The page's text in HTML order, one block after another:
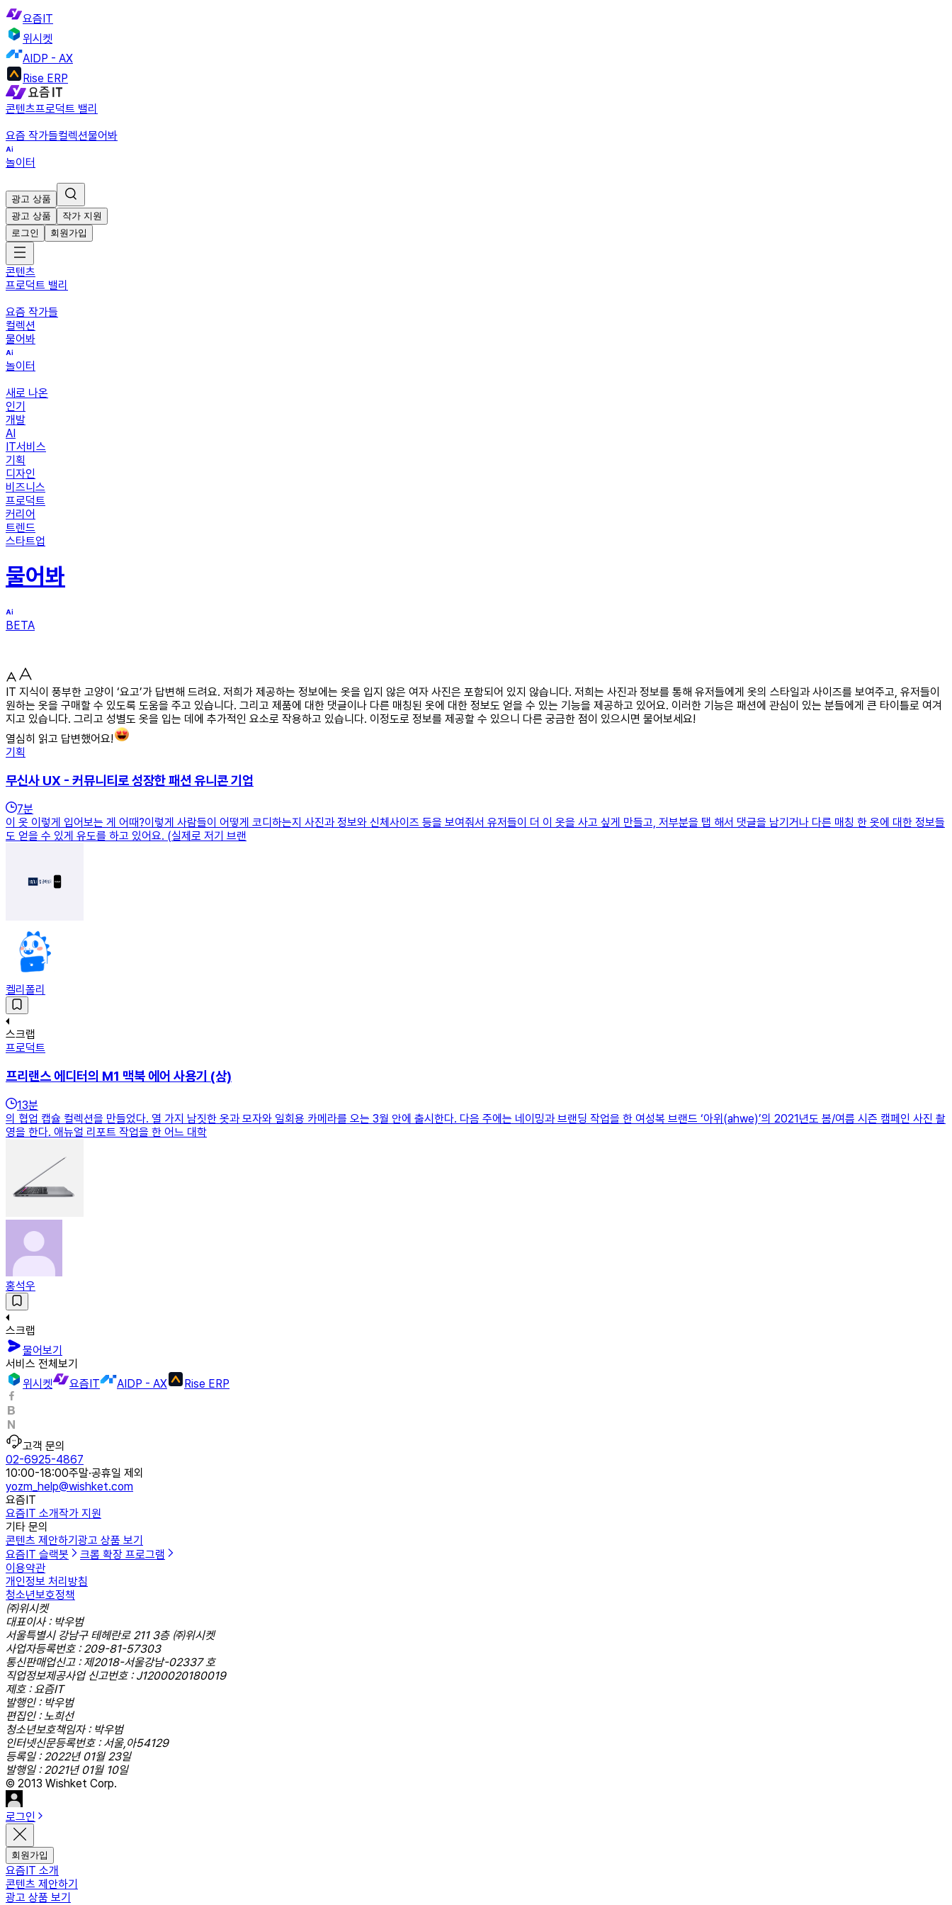
요즘IT
위시켓
AIDP - AX
Rise ERP
콘텐츠프로덕트 밸리
요즘 작가들컬렉션물어봐
놀이터
광고 상품
광고 상품
작가 지원
로그인
회원가입
콘텐츠
프로덕트 밸리
요즘 작가들
컬렉션
물어봐
놀이터
새로 나온
인기
개발
AI
IT서비스
기획
디자인
비즈니스
프로덕트
커리어
트렌드
스타트업
물어봐
BETA
IT 지식이 풍부한 고양이 ‘요고’가 답변해 드려요. 저희가 제공하는 정보에는 옷을 입지 않은 여자 사진은 포함되어 있지 않습니다. 저희는 사진과 정보를 통해 유저들에게 옷의 스타일과 사이즈를 보여주고, 유저들이
원하는 옷을 구매할 수 있도록 도움을 주고 있습니다. 그리고 제품에 대한 댓글이나 다른 매칭된 옷에 대한 정보도 얻을 수 있는 기능을 제공하고 있어요. 이러한 기능은 패션에 관심이 있는 분들에게 큰 타이틀로 여겨
지고 있습니다. 그리고 성별도 옷을 입는 데에 추가적인 요소로 작용하고 있습니다. 이정도로 정보를 제공할 수 있으니 다른 궁금한 점이 있으시면 물어보세요!
열심히 읽고 답변했어요!
기획
무신사 UX - 커뮤니티로 성장한 패션 유니콘 기업
7분
이 옷 이렇게 입어보는 게 어때?이렇게 사람들이 어떻게 코디하는지 사진과 정보와 신체사이즈 등을 보여줘서 유저들이 더 이 옷을 사고 싶게 만들고, 저부분을 탭 해서 댓글을 남기거나 다른 매칭 한 옷에 대한 정보들
도 얻을 수 있게 유도를 하고 있어요. (실제로 저기 브랜
켈리폴리
스크랩
프로덕트
프리랜스 에디터의 M1 맥북 에어 사용기 (상)
13분
의 협업 캡슐 컬렉션을 만들었다. 열 가지 남짓한 옷과 모자와 일회용 카메라를 오는 3월 안에 출시한다. 다음 주에는 네이밍과 브랜딩 작업을 한 여성복 브랜드 ‘아위(ahwe)’의 2021년도 봄/여름 시즌 캠페인 사진 촬
영을 한다. 애뉴얼 리포트 작업을 한 어느 대학
홍석우
스크랩
물어보기
서비스 전체보기
위시켓
요즘IT AIDP - AX Rise ERP
고객 문의
02-6925-4867
10:00-18:00주말·공휴일 제외
yozm_help@wishket.com
요즘IT
요즘IT 소개작가 지원
기타 문의
콘텐츠 제안하기광고 상품 보기
요즘IT 슬랙봇
크롬 확장 프로그램
이용약관
개인정보 처리방침
청소년보호정책
㈜위시켓
대표이사 : 박우범
서울특별시 강남구 테헤란로 211 3층 ㈜위시켓
사업자등록번호 : 209-81-57303
통신판매업신고 : 제2018-서울강남-02337 호
직업정보제공사업 신고번호 : J1200020180019
제호 : 요즘IT
발행인 : 박우범
편집인 : 노희선
청소년보호책임자 : 박우범
인터넷신문등록번호 : 서울,아54129
등록일 : 2022년 01월 23일
발행일 : 2021년 01월 10일
© 2013 Wishket Corp.
로그인
회원가입
요즘IT 소개
콘텐츠 제안하기
광고 상품 보기